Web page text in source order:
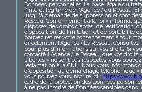
Données personnelles. La base légale du
l'intérêt légitime de l'Agence / du Réseau.
jusqu'à demande de suppression et sont
Réseau. Conformément à la loi «
disposez des droits d’accès, de rectification,
d’opposition, de limitation et de portabilité
pouvez retirer votre consentement à tout
directement l’Agence / Le Réseau. Consultez
pour plus d’informations sur vos droits. Si
contacté l'Agence / le Réseau, que vos droits
Libertés » ne sont pas respectés, vous
réclamation à la CNIL. Nous vous informons
d'opposition au démarchage téléphonique «
vous pouvez vous inscrire ici : https://
cadre de la protection des Données
à ne pas inscrire de Données sensibles dans